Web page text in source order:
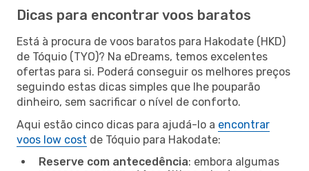
Dicas para encontrar voos baratos
Está à procura de voos baratos para Hakodate (HKD)
de Tóquio (TYO)? Na eDreams, temos excelentes
ofertas para si. Poderá conseguir os melhores preços
seguindo estas dicas simples que lhe pouparão
dinheiro, sem sacrificar o nível de conforto.
Aqui estão cinco dicas para ajudá-lo a encontrar
voos low cost de Tóquio para Hakodate:
Reserve com antecedência: embora algumas